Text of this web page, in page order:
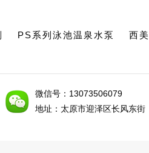
PS系列泳池温泉水泵 西
微信号：13073506079
地址：太原市迎泽区长风东